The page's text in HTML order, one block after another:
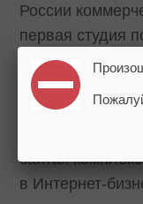
России
первая студия
Запустил
Затем мы
агентством
сайтах
в Интернет-